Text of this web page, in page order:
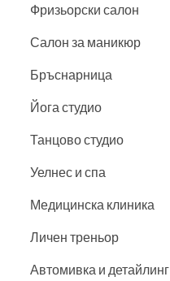
Фризьорски салон
Салон за маникюр
Бръснарница
Йога студио
Танцово студио
Уелнес и спа
Медицинска клиника
Личен треньор
Автомивка и детайлинг